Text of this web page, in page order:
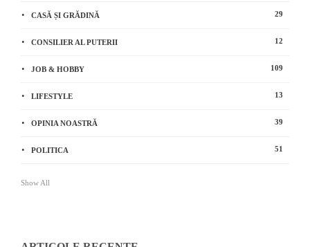
CASĂ ȘI GRĂDINĂ 29
CONSILIER AL PUTERII 12
JOB & HOBBY 109
LIFESTYLE 13
OPINIA NOASTRĂ 39
POLITICA 51
Show All